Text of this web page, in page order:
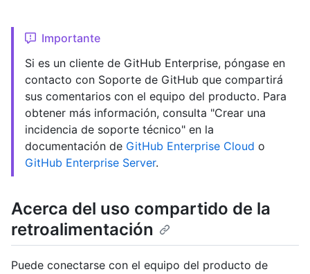
Importante
Si es un cliente de GitHub Enterprise, póngase en
contacto con Soporte de GitHub que compartirá
sus comentarios con el equipo del producto. Para
obtener más información, consulta "Crear una
incidencia de soporte técnico" en la
documentación de GitHub Enterprise Cloud o
GitHub Enterprise Server.
Acerca del uso compartido de la
retroalimentación
Puede conectarse con el equipo del producto de